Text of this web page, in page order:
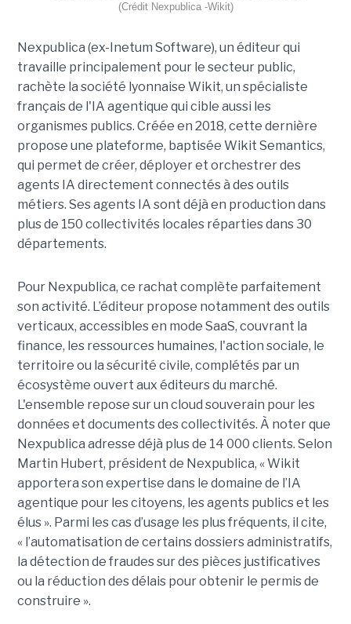
(Crédit Nexpublica -Wikit)
Nexpublica (ex-Inetum Software), un éditeur qui
travaille principalement pour le secteur public,
rachète la société lyonnaise Wikit, un spécialiste
français de l'IA agentique qui cible aussi les
organismes publics. Créée en 2018, cette dernière
propose une plateforme, baptisée Wikit Semantics,
qui permet de créer, déployer et orchestrer des
agents IA directement connectés à des outils
métiers. Ses agents IA sont déjà en production dans
plus de 150 collectivités locales réparties dans 30
départements.
Pour Nexpublica, ce rachat complète parfaitement
son activité. L’éditeur propose notamment des outils
verticaux, accessibles en mode SaaS, couvrant la
finance, les ressources humaines, l'action sociale, le
territoire ou la sécurité civile, complétés par un
écosystème ouvert aux éditeurs du marché.
L'ensemble repose sur un cloud souverain pour les
données et documents des collectivités. À noter que
Nexpublica adresse déjà plus de 14 000 clients. Selon
Martin Hubert, président de Nexpublica, « Wikit
apportera son expertise dans le domaine de l’IA
agentique pour les citoyens, les agents publics et les
élus ». Parmi les cas d’usage les plus fréquents, il cite,
« l’automatisation de certains dossiers administratifs,
la détection de fraudes sur des pièces justificatives
ou la réduction des délais pour obtenir le permis de
construire ».